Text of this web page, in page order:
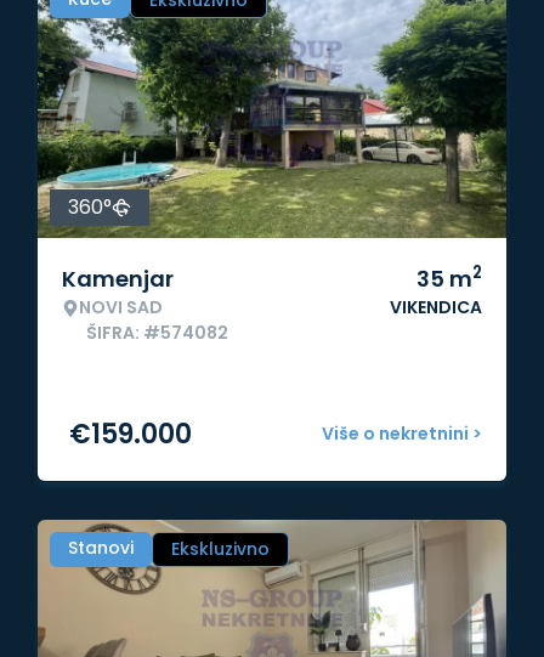
360°
Kamenjar
NOVI SAD
ŠIFRA: #574082
35 m2
VIKENDICA
Više o nekretnini >
€159.000
Stanovi Ekskluzivno